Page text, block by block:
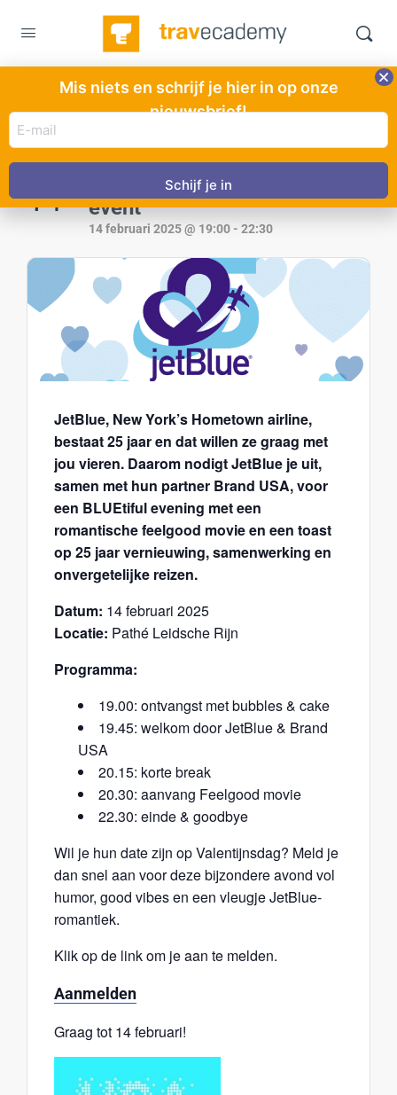
Dit evenement is voorbij.
14
‘Love at first flight’ Cinema
event
14 februari 2025 @ 19:00- 22:30
JetBlue, New York’s Hometown airline,
bestaat 25 jaar en dat willen ze graag met
jou vieren. Daarom nodigt JetBlue je uit,
samen met hun partner Brand USA, voor
een BLUEtiful evening met een
romantische feelgood movie en een toast
op 25 jaar vernieuwing, samenwerking en
onvergetelijke reizen.
Datum: 14 februari 2025
Locatie: Pathé Leidsche Rijn
Programma:
19.00: ontvangst met bubbles & cake
19.45: welkom door JetBlue & Brand
USA
20.15: korte break
20.30: aanvang Feelgood movie
22.30: einde & goodbye
Wil je hun date zijn op Valentijnsdag? Meld je
dan snel aan voor deze bijzondere avond vol
humor, good vibes en een vleugje JetBlue-
romantiek.
Klik op de link om je aan te melden.
Aanmelden
Graag tot 14 februari!
Mis niets en schrijf je hier in op onze
nieuwsbrief!
E-
mail
adres